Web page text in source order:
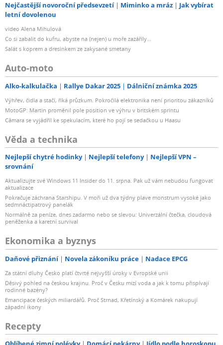
Nejčastější novoroční předsevzetí Miminko a mráz
Jak vybírat
letní dovolenou
video Alena Mihulová
Co si zabalit do kufru, abyste na (nejen) u moře zazářily...
Salát s koprem a dresinkem ze zakysané smetany
Auto-moto
Alko-kalkulačka Rallye Dakar 2025 Dálniční známka 2025
Výhřev, čidla a stačí, říká průzkum. Pokročilá elektronika není prioritou zákazníků
MotoGP: Martin proměnil pole position ve výhru v britském sprintu
Câmara se vyjádřil ke spekulacím, které ho pojí se sedačkou u Haasu
Věda a technika
Nejlepší chytré hodinky Nejlepší telefony
Nejlepší VPN –
srovnání
Aktualizujte své Windows 11 Insider do 11. srpna. Pak už vám nebudou fungovat
aktualizace
Pokračuje záchrana Starshipu. V moři už dva týdny plave monstrum vysoké jako
sedmnáctipatrový panelák
Normálně za peníze, dnes zadarmo nebo se slevou: Univerzální čtečka, cloudová
peněženka a karetní survival
Ekonomika a byznys
Daňové přiznání Novela zákoníku práce Nadace EPCG
Za státní dluhy Česko platí čtvrté nejvyšší úroky v Evropské unii
Děsivý pohled na českou krajinu. Proč v Česku mizí voda a jak k tomu přispívají
rodinné bazény?
Emancipace českých miliardářů. Proč Strnad, Křetínský a Komárek nakupují
západní ikony
Recepty